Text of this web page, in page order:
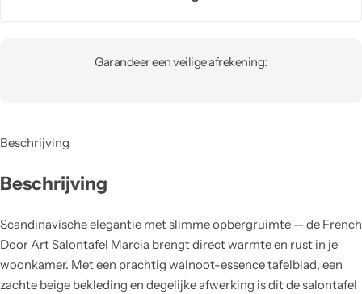
Garandeer een veilige afrekening:
Beschrijving
Beschrijving
Scandinavische elegantie met slimme opbergruimte — de French
Door Art Salontafel Marcia brengt direct warmte en rust in je
woonkamer. Met een prachtig walnoot-essence tafelblad, een
zachte beige bekleding en degelijke afwerking is dit de salontafel